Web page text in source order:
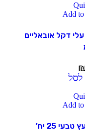
Add
עלי דקל אובאליים
לסל
Add
25 יח’